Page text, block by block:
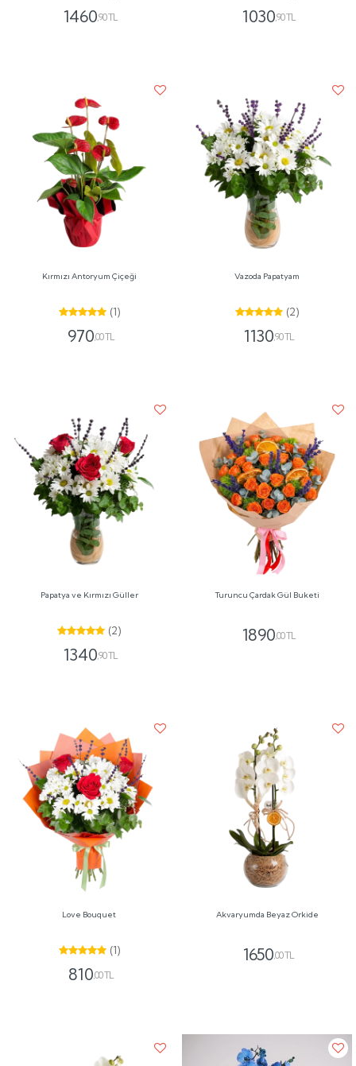
1460,90 TL 1030,90 TL
Kırmızı Antoryum Çiçeği
(1)
970,00 TL
Vazoda Papatyam
(2)
1130,90 TL
Papatya ve Kırmızı Güller
(2)
1340,90 TL
Turuncu Çardak Gül Buketi
1890,00 TL
Love Bouquet
(1)
810,00 TL
Akvaryumda Beyaz Orkide
1650,00 TL